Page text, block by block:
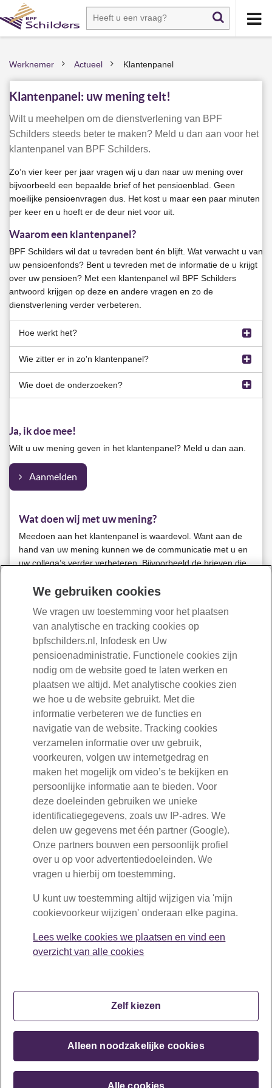
Werknemer
Actueel
Klantenpanel
Klantenpanel: uw mening telt!
​Wilt u meehelpen om de dienstverlening van BPF
Schilders steeds beter te maken? Meld u dan aan voor het
klantenpanel van BPF Schilders.
Zo’n vier keer per jaar vragen wij u dan naar uw mening over
bijvoorbeeld een bepaalde brief of het pensioenblad. Geen
moeilijke pensioenvragen dus. Het kost u maar een paar minuten
per keer en u hoeft er de deur niet voor uit.
Waarom een klantenpanel?
BPF Schilders wil dat u tevreden bent én blijft. Wat verwacht u van
uw pensioenfonds? Bent u tevreden met de informatie de u krijgt
over uw pensioen? Met een klantenpanel wil BPF Schilders
antwoord krijgen op deze en andere vragen en zo de
dienstverlening verder verbeteren.
Hoe werkt het?
wij u vragen online een vragenlijst in te vullen. U hoeft er de
Wie zitter er in zo'n klantenpanel?
ondernemer bent of gepensioneerd.
Wie doet de onderzoeken?
opdracht van BPF Schilders. De onderzoeken zijn altijd
anoniem. De gegevens die u op het aanmeldformulier invult,
Ja, ik doe mee!
Wilt u uw mening geven in het klantenpanel? Meld u dan aan.
Aanmelden
Wat doen wij met uw mening?
Meedoen aan het klantenpanel is waardevol. Want aan de
hand van uw mening kunnen we de communicatie met u en
uw collega’s verder verbeteren. Bijvoorbeeld de brieven die
op deze webpagina terug wat iedereen er van heeft
Bekijk de resultaten
030-277 56 00
Mail ons
Volg ons
Openingstijden:
maandag tot en met vrijdag van 08:30 tot 17:00 uur
Copyright © BPF Schilders 2026
Mijn cookievoorkeur wijzigen Contact
We gebruiken cookies
We vragen uw toestemming voor het plaatsen
van analytische en tracking cookies op
bpfschilders.nl, Infodesk en Uw
pensioenadministratie. Functionele cookies zijn
nodig om de website goed te laten werken en
plaatsen we altijd. Met analytische cookies zien
we hoe u de website gebruikt. Met die
informatie verbeteren we de functies en
navigatie van de website. Tracking cookies
verzamelen informatie over uw gebruik,
voorkeuren, volgen uw internetgedrag en
maken het mogelijk om video’s te bekijken en
persoonlijke informatie aan te bieden. Voor
deze doeleinden gebruiken we unieke
identificatiegegevens, zoals uw IP-adres. We
delen uw gegevens met één partner (Google).
Onze partners bouwen een persoonlijk profiel
over u op voor advertentiedoeleinden. We
vragen u hierbij om toestemming.
U kunt uw toestemming altijd wijzigen via 'mijn
cookievoorkeur wijzigen' onderaan elke pagina.
Lees welke cookies we plaatsen en vind een
overzicht van alle cookies
Zelf kiezen
Alleen noodzakelijke cookies
Alle cookies